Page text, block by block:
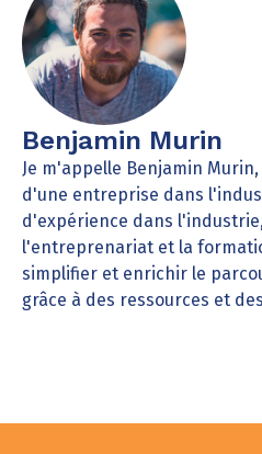
Benjamin Murin
Je m'appelle Benjamin
d'une entreprise dans
d'expérience dans
l'entreprenariat et la
simplifier et enrichir le
grâce à des ressources et